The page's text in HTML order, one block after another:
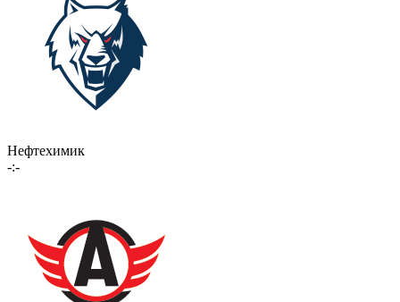
Нефтехимик
-:-